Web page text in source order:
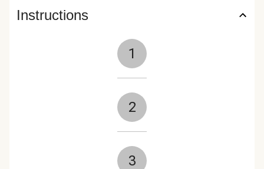
Instructions
1
2
3